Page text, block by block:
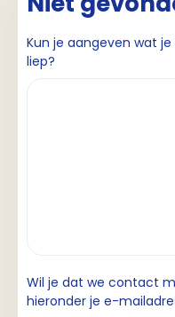
Kun je aangeven wat
liep?
Wil je dat we contact
hieronder je e-